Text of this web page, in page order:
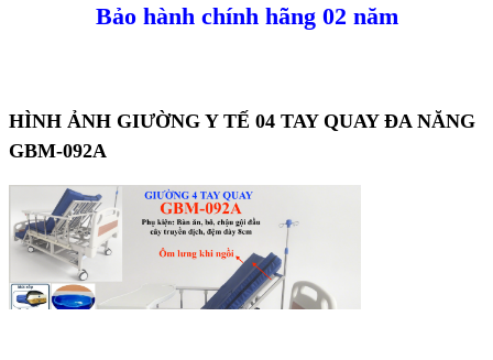
Bảo hành chính hãng 02 năm
HÌNH ẢNH GIƯỜNG Y TẾ 04 TAY QUAY ĐA NĂNG
GBM-092A